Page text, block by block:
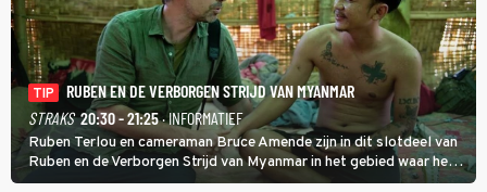
TIP
RUBEN EN DE VERBORGEN STRIJD VAN MYANMAR
STRAKS 20:30 - 21:25· INFORMATIEF
Ruben Terlou en cameraman Bruce Amende zijn in dit slotdeel van
Ruben en de Verborgen Strijd van Myanmar in het gebied waar het
KNDF-rebellenleger de scepter zwaait. De rebellenleider zet zich